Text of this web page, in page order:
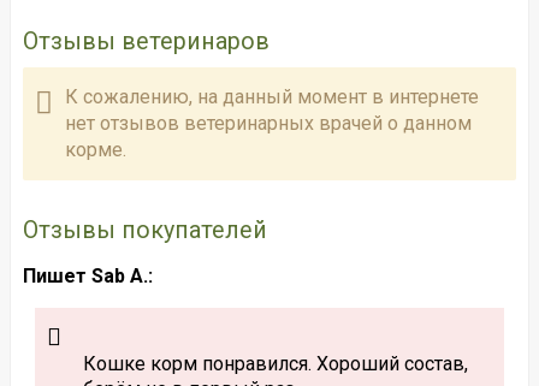
Отзывы ветеринаров
К сожалению, на данный момент в интернете
нет отзывов ветеринарных врачей о данном
корме.
Отзывы покупателей
Пишет Sab A.:
Кошке корм понравился. Хороший состав,